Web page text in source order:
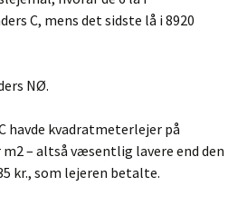
C, mens det sidste lå i 8920
NØ.
havde kvadratmeterlejer på
m2 – altså væsentlig lavere end den
kr., som lejeren betalte.